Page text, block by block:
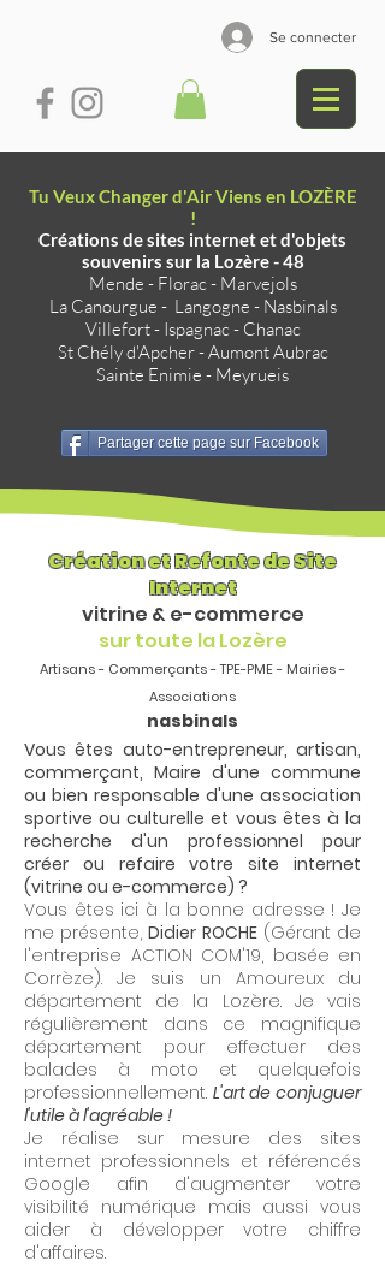
Se connecter
Tu Veux Changer d'Air Viens en LOZÈRE
!
Créations de sites internet et d'objets
souvenirs sur la Lozère - 48
Mende - Florac- Marvejols
La Canourgue - Langogne - Nasbinals
Villefort- Ispagnac- Chanac
St Chély d'Apcher-Aumont Aubrac
Sainte Enimie - Meyrueis
Partager cette page sur Facebook
Création et Refonte de Site
Internet
vitrine & e-commerce
sur toute la Lozère
Artisans - Commerçants - TPE-PME - Mairies -
Associations
nasbinals
Vous êtes auto-entrepreneur, artisan,
commerçant, Maire d'une commune
ou bien responsable d'une association
sportive ou culturelle et vous êtes à la
recherche d'un professionnel pour
créer ou refaire votre site internet
(vitrine ou e-commerce) ?
Vous êtes ici à la bonne adresse ! Je
me présente,Didier ROCHE(Gérant de
l'entreprise ACTION COM'19, basée en
Corrèze). Je suis un Amoureux du
département de la Lozère. Je vais
régulièrement dans ce magnifique
département pour effectuer des
balades à moto et quelquefois
professionnellement. L'art de conjuguer
l'utile à l'agréable !
Je réalise sur mesure des sites
internet professionnels et référencés
Google afin d'augmenter votre
visibilité numérique mais aussi vous
aider à développer votre chiffre
d'affaires.